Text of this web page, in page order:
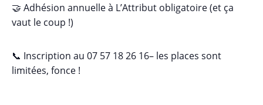
🤝 Adhésion annuelle à L’Attribut obligatoire (et ça
vaut le coup !)
📞 Inscription au 07 57 18 26 16– les places sont
limitées, fonce !